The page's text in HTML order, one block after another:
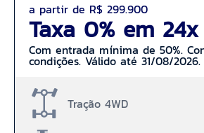
a partir de R$ 299.900
Taxa 0% em 24x
Com entrada mínima de 50%.
condições. Válido até 31/08/2026.
Tração 4WD